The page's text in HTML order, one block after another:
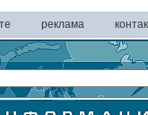
реклама